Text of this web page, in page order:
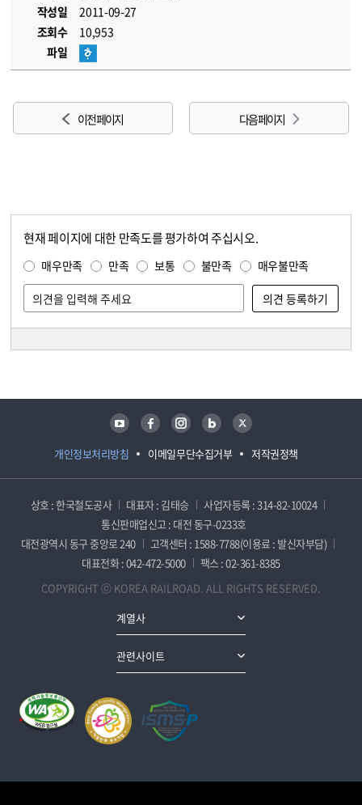
작성일
2011-09-27
조회수
10,953
파일
이전 페이지 다음 페이지
현재 페이지에 대한 만족도를 평가하여 주십시오.
매우만족 만족 보통 불만족 매우불만족
개인정보처리방침 이메일무단수집거부 저작권정책
유튜브 페이스북 인스타그램 블로그 트위터
상호 : 한국철도공사 대표자 : 김태승
사업자등록 : 314-82-10024
통신판매업신고 : 대전 동구-0233호
대전광역시 동구 중앙로 240
고객센터 : 1588-7788(이용료 : 발신자부담)
대표전화 : 042-472-5000
팩스 : 02-361-8385
COPYRIGHT ⓒ KOREA RAILROAD. ALL RIGHTS RESERVED.
계열사
관련사이트